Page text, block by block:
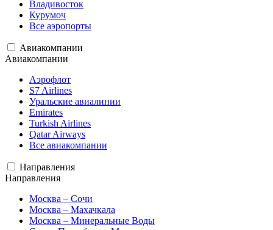
Владивосток
Курумоч
Все аэропорты
Авиакомпании
Авиакомпании
Аэрофлот
S7 Airlines
Уральские авиалинии
Emirates
Turkish Airlines
Qatar Airways
Все авиакомпании
Направления
Направления
Москва – Сочи
Москва – Махачкала
Москва – Минеральные Воды